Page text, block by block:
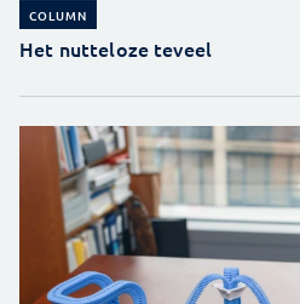
COLUMN
Het nutteloze teveel